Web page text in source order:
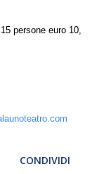
persone euro 10,
CONDIVIDI